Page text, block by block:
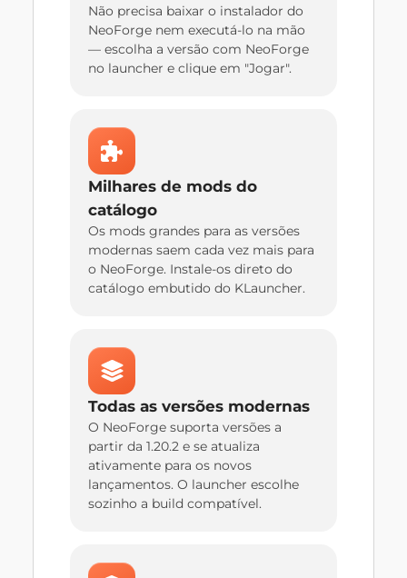
Não precisa baixar o instalador do
NeoForge nem executá-lo na mão
— escolha a versão com NeoForge
no launcher e clique em "Jogar".
Milhares de mods do
catálogo
Os mods grandes para as versões
modernas saem cada vez mais para
o NeoForge. Instale-os direto do
catálogo embutido do KLauncher.
Todas as versões modernas
O NeoForge suporta versões a
partir da 1.20.2 e se atualiza
ativamente para os novos
lançamentos. O launcher escolhe
sozinho a build compatível.